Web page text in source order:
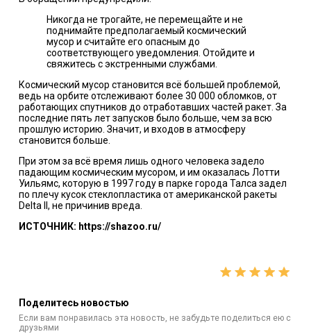
Никогда не трогайте, не перемещайте и не
поднимайте предполагаемый космический
мусор и считайте его опасным до
соответствующего уведомления. Отойдите и
свяжитесь с экстренными службами.
Космический мусор становится всё большей проблемой,
ведь на орбите отслеживают более 30 000 обломков, от
работающих спутников до отработавших частей ракет. За
последние пять лет запусков было больше, чем за всю
прошлую историю. Значит, и входов в атмосферу
становится больше.
При этом за всё время лишь одного человека задело
падающим космическим мусором, и им оказалась Лотти
Уильямс, которую в 1997 году в парке города Талса задел
по плечу кусок стеклопластика от американской ракеты
Delta II, не причинив вреда.
ИСТОЧНИК: https://shazoo.ru/
Поделитесь новостью
Если вам понравилась эта новость, не забудьте поделиться ею с
друзьями